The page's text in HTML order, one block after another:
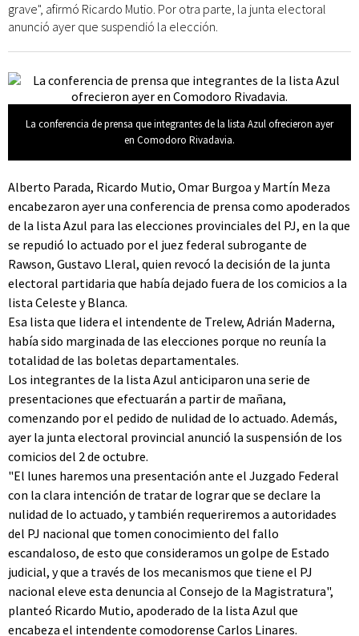
grave", afirmó Ricardo Mutio. Por otra parte, la junta electoral
anunció ayer que suspendió la elección.
La conferencia de prensa que integrantes de la lista Azul ofrecieron ayer
en Comodoro Rivadavia.
Alberto Parada, Ricardo Mutio, Omar Burgoa y Martín Meza
encabezaron ayer una conferencia de prensa como apoderados
de la lista Azul para las elecciones provinciales del PJ, en la que
se repudió lo actuado por el juez federal subrogante de
Rawson, Gustavo Lleral, quien revocó la decisión de la junta
electoral partidaria que había dejado fuera de los comicios a la
lista Celeste y Blanca.
Esa lista que lidera el intendente de Trelew, Adrián Maderna,
había sido marginada de las elecciones porque no reunía la
totalidad de las boletas departamentales.
Los integrantes de la lista Azul anticiparon una serie de
presentaciones que efectuarán a partir de mañana,
comenzando por el pedido de nulidad de lo actuado. Además,
ayer la junta electoral provincial anunció la suspensión de los
comicios del 2 de octubre.
"El lunes haremos una presentación ante el Juzgado Federal
con la clara intención de tratar de lograr que se declare la
nulidad de lo actuado, y también requeriremos a autoridades
del PJ nacional que tomen conocimiento del fallo
escandaloso, de esto que consideramos un golpe de Estado
judicial, y que a través de los mecanismos que tiene el PJ
nacional eleve esta denuncia al Consejo de la Magistratura",
planteó Ricardo Mutio, apoderado de la lista Azul que
encabeza el intendente comodorense Carlos Linares.